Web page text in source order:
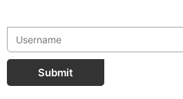
Submit